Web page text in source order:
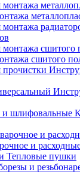
сшитого
и
Тепловые пушки